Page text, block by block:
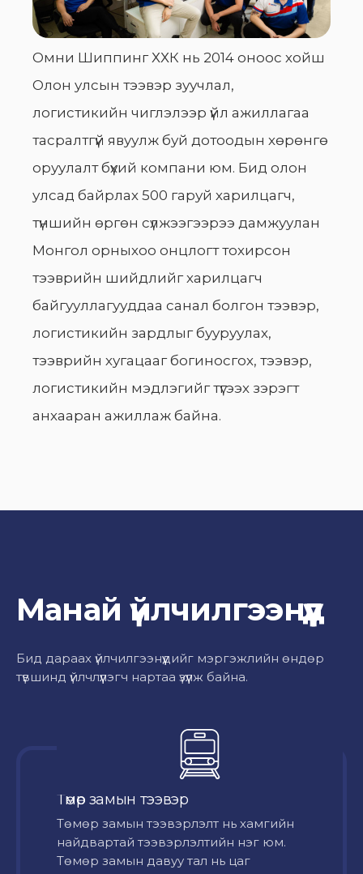
Омни Шиппинг ХХК нь 2014 оноос хойш
Олон улсын тээвэр зуучлал,
логистикийн чиглэлээр үйл ажиллагаа
тасралтгүй явуулж буй дотоодын хөрөнгө
оруулалт бүхий компани юм. Бид олон
улсад байрлах 500 гаруй харилцагч,
түншийн өргөн сүлжээгээрээ дамжуулан
Монгол орныхоо онцлогт тохирсон
тээврийн шийдлийг харилцагч
байгууллагууддаа санал болгон тээвэр,
логистикийн зардлыг бууруулах,
тээврийн хугацааг богиносгох, тээвэр,
логистикийн мэдлэгийг түгээх зэрэгт
анхааран ажиллаж байна.
Манай үйлчилгээнүүд
Бид дараах үйлчилгээнүүдийг мэргэжлийн өндөр
түвшинд үйлчлүүлэгч нартаа үзүүлж байна.
Төмөр замын тээвэр
Төмөр замын тээвэрлэлт нь хамгийн
найдвартай тээвэрлэлтийн нэг юм.
Төмөр замын давуу тал нь цаг